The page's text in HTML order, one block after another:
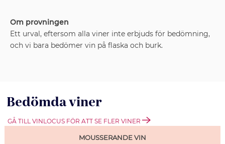
Om provningen
Ett urval, eftersom alla viner inte erbjuds för bedömning,
och vi bara bedömer vin på flaska och burk.
Bedömda viner
GÅ TILL VINLOCUS FÖR ATT SE FLER VINER
MOUSSERANDE VIN